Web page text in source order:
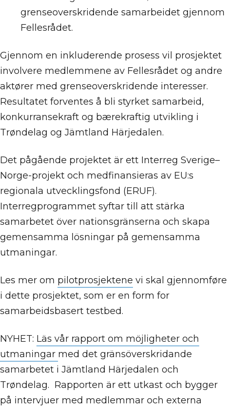
grenseoverskridende samarbeidet gjennom
Fellesrådet.
Gjennom en inkluderende prosess vil prosjektet
involvere medlemmene av Fellesrådet og andre
aktører med grenseoverskridende interesser.
Resultatet forventes å bli styrket samarbeid,
konkurransekraft og bærekraftig utvikling i
Trøndelag og Jämtland Härjedalen.
Det pågående projektet är ett Interreg Sverige–
Norge-projekt och medfinansieras av EU:s
regionala utvecklingsfond (ERUF).
Interregprogrammet syftar till att stärka
samarbetet över nationsgränserna och skapa
gemensamma lösningar på gemensamma
utmaningar.
Les mer om pilotprosjektene vi skal gjennomføre
i dette prosjektet, som er en form for
samarbeidsbasert testbed.
NYHET: Läs vår rapport om möjligheter och
utmaningar med det gränsöverskridande
samarbetet i Jämtland Härjedalen och
Trøndelag. Rapporten är ett utkast och bygger
på intervjuer med medlemmar och externa